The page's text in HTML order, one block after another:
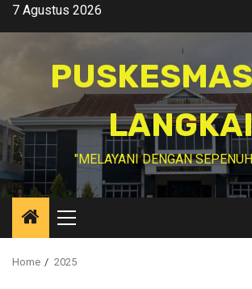
Skip7 Agustus 2026
"MELAYANI DENGAN
Primary
Menu
Home 2025